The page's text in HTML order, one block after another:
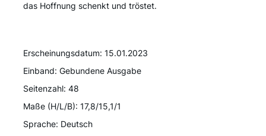
das Hoffnung schenkt und tröstet.
Erscheinungsdatum: 15.01.2023
Einband: Gebundene Ausgabe
Seitenzahl: 48
Maße (H/L/B): 17,8/15,1/1
Sprache: Deutsch